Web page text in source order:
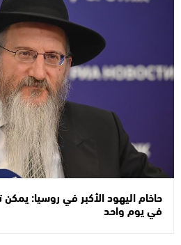
حاخام اليهود الأكبر في روسيا:
في يوم واحد